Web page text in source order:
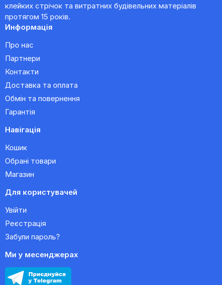
клейких стрічок та витратних будівельних матеріалів
протягом 15 років.
Информація
Про нас
Партнери
Контакти
Доставка та оплата
Обмін та повернення
Гарантія
Навігація
Кошик
Обрані товари
Магазин
Для користувачей
Увійти
Реєстрація
Забули пароль?
Ми у месенджерах